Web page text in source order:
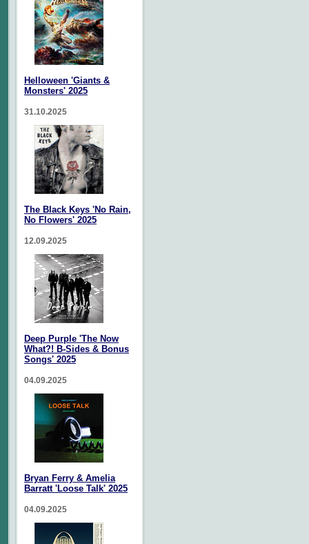
Helloween 'Giants &
Monsters' 2025
31.10.2025
The Black Keys 'No Rain,
No Flowers' 2025
12.09.2025
Deep Purple 'The Now
What?! B-Sides & Bonus
Songs' 2025
04.09.2025
Bryan Ferry & Amelia
Barratt 'Loose Talk' 2025
04.09.2025